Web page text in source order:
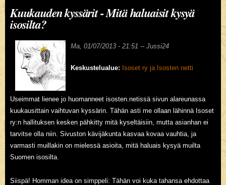
Kuukauden kyssärit - Mitä haluaisit kysyä
isosilta?
Ma, 01/07/2013 - 21:51 -- Jussi24
Keskustelualue: Isoset ry ja Isosten netti
Useimmat lienee jo huomanneet isosten.netissä sivun alareunassa
kuukausittain vaihtuvan kyssärin. Tähän asti me ollaan lähinnä Isoset
ry:n hallituksen kesken pähkitty mitä kyseltäisiin, mutta asianhan ei
tarvitse olla niin. Sivuston kävijäkunta kasvaa kovaa vauhtia, ja
varmasti muillakin on mielessä asioita, mitä haluais kysyä muilta
Suomen isosilta.
Siispä! Homman idea on simppeli: Tähän voi kuka tahansa ehdottaa